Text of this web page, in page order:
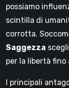
possiamo
scintilla di
corrotta.
Saggezza
per la libertà fino
I principali